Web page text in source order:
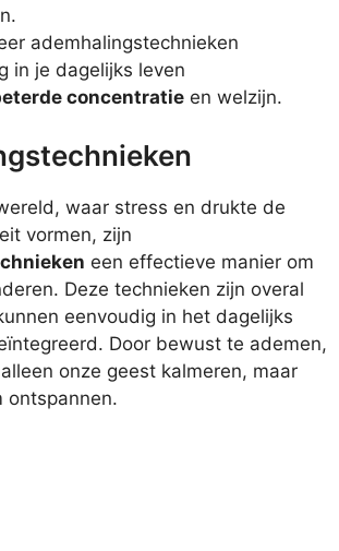
ademhalingstechnieken
in je dagelijks leven
concentratie en welzijn.
waar stress en drukte de
vormen, zijn
een effectieve manier om
Deze technieken zijn overal
eenvoudig in het dagelijks
Door bewust te ademen,
onze geest kalmeren, maar
ontspannen.